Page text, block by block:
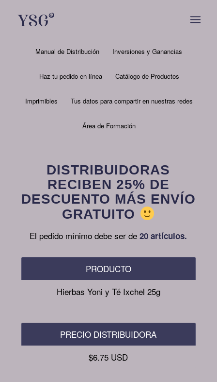
Manual de Distribución Inversiones y Ganancias
Haz tu pedido en línea Catálogo de Productos
Imprimibles Tus datos para compartir en nuestras redes
Área de Formación
DISTRIBUIDORAS
RECIBEN 25% DE
DESCUENTO MÁS ENVÍO
GRATUITO
El pedido mínimo debe ser de20 artículos.
PRODUCTO
Hierbas Yoni y Té Ixchel 25g
PRECIO DISTRIBUIDORA
$6.75 USD